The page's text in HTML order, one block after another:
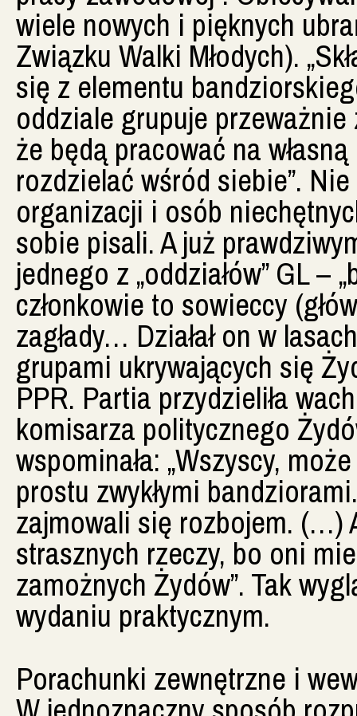
wiele nowych i pięknych
Związku Walki Młodych).
się z elementu
oddziale grupuje
że będą pracować na
rozdzielać wśród siebie”.
organizacji i osób
sobie pisali. A już
jednego z „oddziałów” GL –
członkowie to sowieccy
zagłady… Działał on w
grupami ukrywających się
PPR. Partia przydzieliła
komisarza politycznego
wspominała: „Wszyscy,
prostu zwykłymi
zajmowali się rozbojem. (…)
strasznych rzeczy, bo oni
zamożnych Żydów”. Tak
wydaniu praktycznym.
Porachunki zewnętrzne i